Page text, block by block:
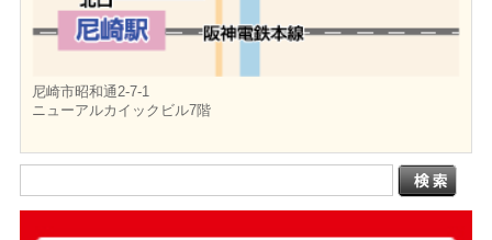
尼崎市昭和通2-7-1
ニューアルカイックビル7階